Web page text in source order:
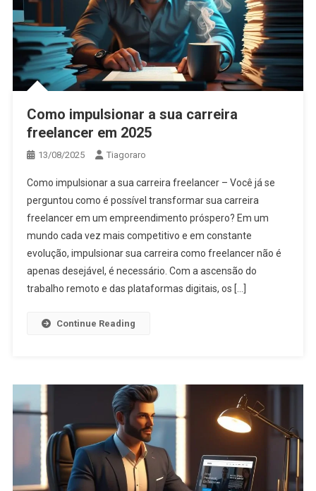
Como impulsionar a sua carreira
freelancer em 2025
13/08/2025 Tiagoraro
Como impulsionar a sua carreira freelancer – Você já se
perguntou como é possível transformar sua carreira
freelancer em um empreendimento próspero? Em um
mundo cada vez mais competitivo e em constante
evolução, impulsionar sua carreira como freelancer não é
apenas desejável, é necessário. Com a ascensão do
trabalho remoto e das plataformas digitais, os […]
Continue Reading